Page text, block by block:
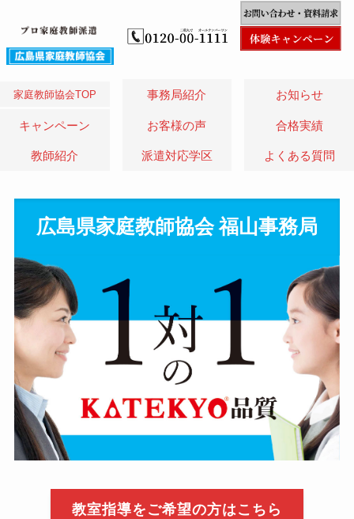
家庭教師協会TOP 事務局紹介 お知らせ
キャンペーン お客様の声 合格実績
教師紹介 派遣対応学区 よくある質問
広島県家庭教師協会 福山事務局
教室指導をご希望の方はこちら